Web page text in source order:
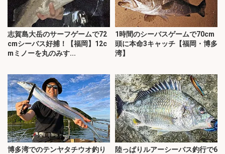
志賀島大岳のサーフゲームで72
cmシーバス好捕！【福岡】12c
mミノーを丸のみす...
1時間のシーバスゲームで70cm
頭に本命3キャッチ【福岡・博多
湾】
博多湾でのテンヤタチウオ釣り
陸っぱりルアーシーバス釣行で6